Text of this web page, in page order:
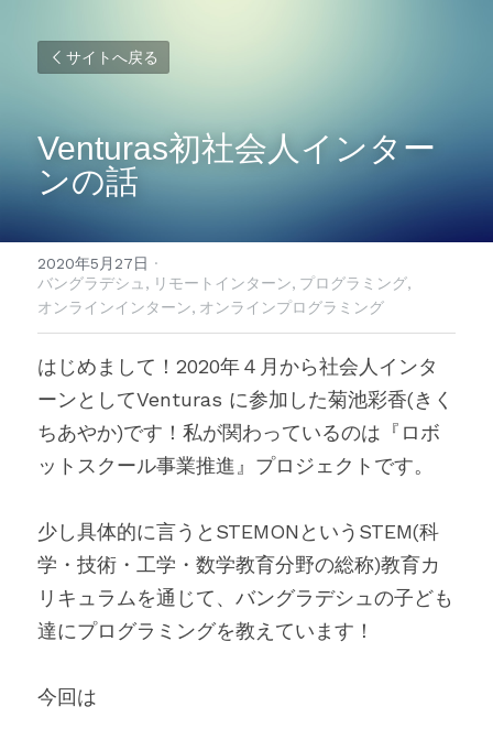
サイトへ戻る
Venturas初社会人インター
ンの話
2020年5月27日 ·
バングラデシュ, リモートインターン, プログラミング,
オンラインインターン, オンラインプログラミング
はじめまして！2020年４月から社会人インタ
ーンとしてVenturas に参加した菊池彩香(きく
ちあやか)です！私が関わっているのは『ロボ
ットスクール事業推進』プロジェクトです。
少し具体的に言うとSTEMONというSTEM(科
学・技術・工学・数学教育分野の総称)教育カ
リキュラムを通じて、バングラデシュの子ども
達にプログラミングを教えています！
今回は